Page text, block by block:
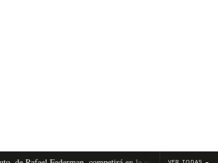
VER TODAS →